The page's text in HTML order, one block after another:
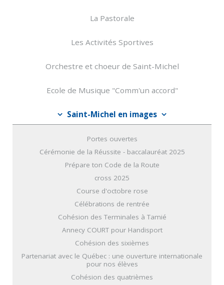
La Pastorale
Les Activités Sportives
Orchestre et choeur de Saint-Michel
Ecole de Musique "Comm'un accord"
Saint-Michel en images
Portes ouvertes
Cérémonie de la Réussite - baccalauréat 2025
Prépare ton Code de la Route
cross 2025
Course d'octobre rose
Célébrations de rentrée
Cohésion des Terminales à Tamié
Annecy COURT pour Handisport
Cohésion des sixièmes
Partenariat avec le Québec : une ouverture internationale
pour nos élèves
Cohésion des quatrièmes